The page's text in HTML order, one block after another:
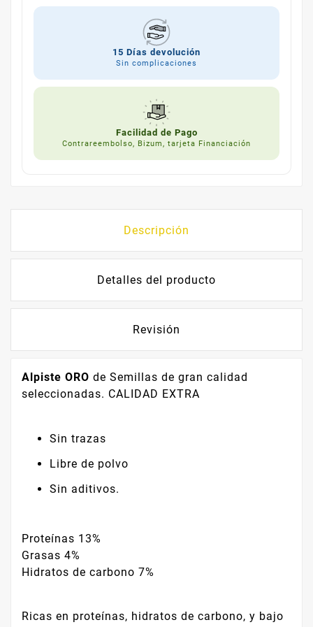
15 Días devolución
Sin complicaciones
Facilidad de Pago
Contrareembolso, Bizum, tarjeta Financiación
Descripción
Detalles del producto
Revisión
Alpiste ORO de Semillas de gran calidad
seleccionadas. CALIDAD EXTRA
Sin trazas
Libre de polvo
Sin aditivos.
Proteínas 13%
Grasas 4%
Hidratos de carbono 7%
Ricas en proteínas, hidratos de carbono, y bajo